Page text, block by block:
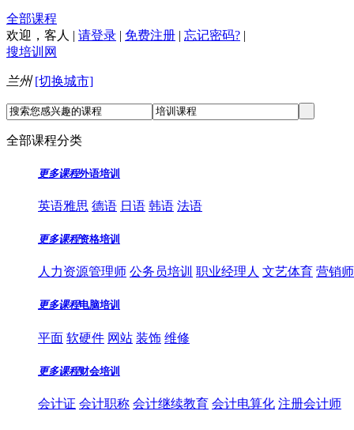
全部课程
欢迎， 客人 | 请登录 | 免费注册 | 忘记密码? |
搜培训网
兰州 [切换城市]
全部课程分类
更多课程外语培训
英语雅思 德语 日语 韩语 法语
更多课程资格培训
人力资源管理师 公务员培训 职业经理人 文艺体育 营销
更多课程电脑培训
平面 软硬件 网站 装饰 维修
更多课程财会培训
会计证 会计职称 会计继续教育 会计电算化 注册会计师